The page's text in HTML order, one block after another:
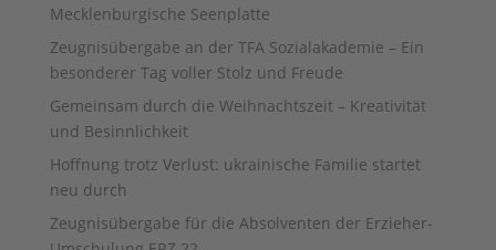
Mecklenburgische Seenplatte
Zeugnisübergabe an der TFA Sozialakademie – Ein
besonderer Tag voller Stolz und Freude
Gemeinsam durch die Weihnachtszeit – Kreativität
und Besinnlichkeit
Hoffnung trotz Verlust: ukrainische Familie startet
neu durch
Zeugnisübergabe für die Absolventen der Erzieher-